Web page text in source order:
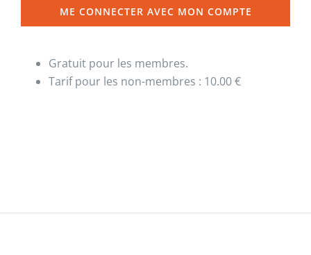
ME CONNECTER AVEC MON COMPTE
Gratuit pour les membres.
Tarif pour les non-membres : 10.00 €